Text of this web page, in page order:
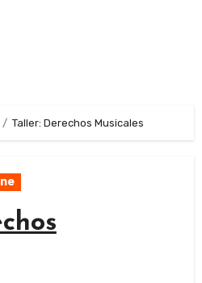
Taller: Derechos Musicales